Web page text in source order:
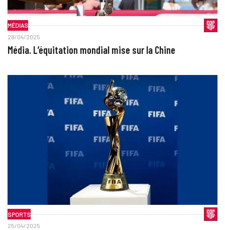
MÉDIAS
28/04/2025
Média. L’équitation mondial mise sur la Chine
SPORTS
25/04/2025